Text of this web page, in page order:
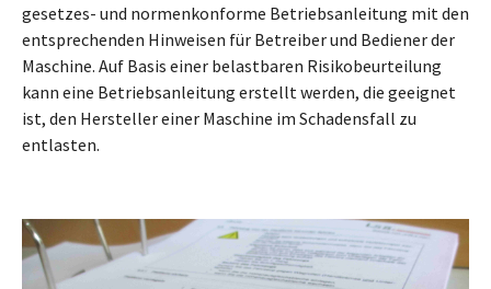
gesetzes- und normenkonforme Betriebsanleitung mit den
entsprechenden Hinweisen für Betreiber und Bediener der
Maschine. Auf Basis einer belastbaren Risikobeurteilung
kann eine Betriebsanleitung erstellt werden, die geeignet
ist, den Hersteller einer Maschine im Schadensfall zu
entlasten.
Show larger version for: